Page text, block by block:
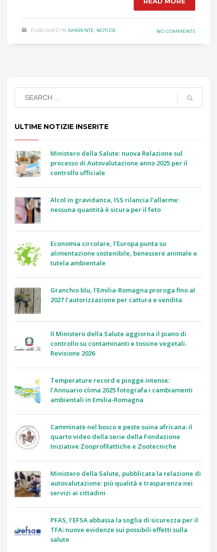
PUBLISHED IN AMBIENTE, NOTIZIE NO COMMENTS
ULTIME NOTIZIE INSERITE
Ministero della Salute: nuova Relazione sul
processo di Autovalutazione anno 2025 per il
controllo ufficiale
Alcol in gravidanza, ISS rilancia l’allarme:
nessuna quantità è sicura per il feto
Economia circolare, l’Europa punta su
alimentazione sostenibile, benessere animale e
tutela ambientale
Granchio blu, l’Emilia-Romagna proroga fino al
2027 l’autorizzazione per cattura e vendita
Il Ministero della Salute aggiorna il piano di
controllo su contaminanti e tossine vegetali.
Revisione 2026
Temperature record e piogge intense:
l’Annuario clima 2025 fotografa i cambiamenti
ambientali in Emilia-Romagna
Camminate nel bosco e peste suina africana: il
quarto video della serie della Fondazione
Iniziative Zooprofilattiche e Zootecniche
Ministero della Salute, pubblicata la relazione di
autovalutazione: più qualità e trasparenza nei
servizi ai cittadini
PFAS, l’EFSA abbassa la soglia di sicurezza per il
TFA: nuove evidenze sui possibili effetti sulla
salute